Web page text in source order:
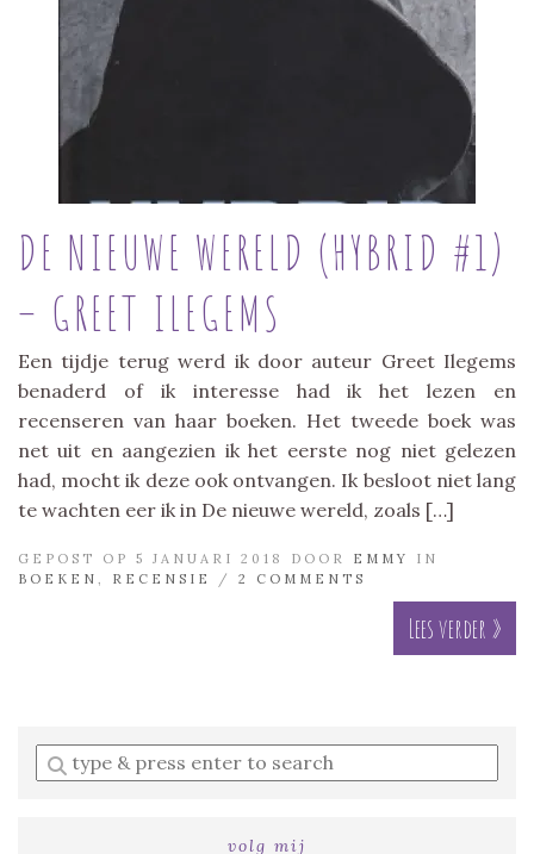
DE NIEUWE WERELD (HYBRID #1)
– GREET ILEGEMS
Een tijdje terug werd ik door auteur Greet Ilegems
benaderd of ik interesse had ik het lezen en
recenseren van haar boeken. Het tweede boek was
net uit en aangezien ik het eerste nog niet gelezen
had, mocht ik deze ook ontvangen. Ik besloot niet lang
te wachten eer ik in De nieuwe wereld, zoals […]
GEPOST OP 5 JANUARI 2018 DOOR EMMY
IN
BOEKEN
RECENSIE / 2 COMMENTS
Lees verder »
Enter
a
volg mij